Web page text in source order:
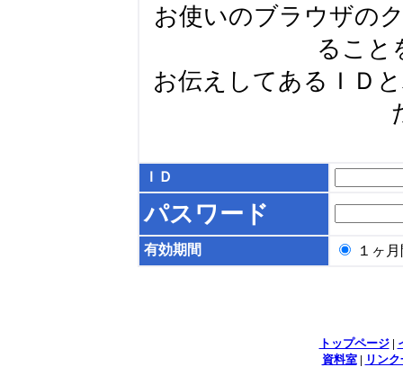
お使いのブラウザの
ること
お伝えしてあるＩＤ
ＩＤ
パスワード
有効期間 １ヶ
トップページ|
資料室| リン